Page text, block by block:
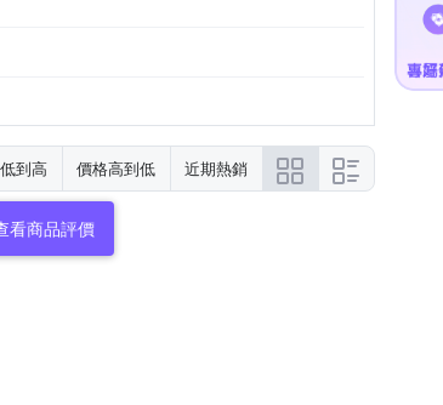
到高 價格高到低 近期熱銷
看商品評價